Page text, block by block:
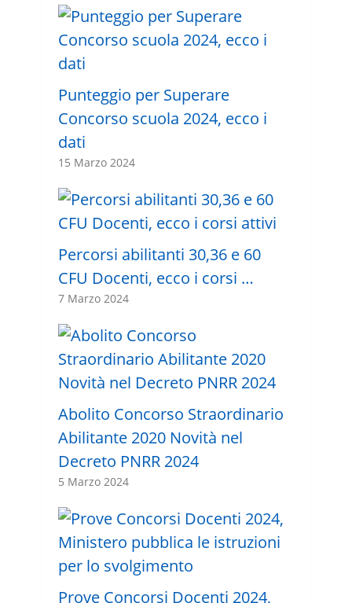
Punteggio per Superare
Concorso scuola 2024, ecco i
dati
15 Marzo 2024
Percorsi abilitanti 30,36 e 60
CFU Docenti, ecco i corsi …
7 Marzo 2024
Abolito Concorso Straordinario
Abilitante 2020 Novità nel
Decreto PNRR 2024
5 Marzo 2024
Prove Concorsi Docenti 2024,